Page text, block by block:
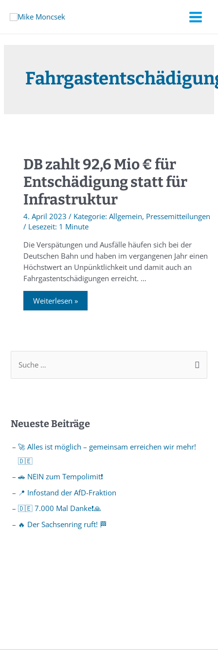
DB zahlt 92,6 Mio € für
Entschädigung statt für
Infrastruktur
4. April 2023 / Allgemein, Pressemitteilungen
/
1 Minute
Die Verspätungen und Ausfälle häufen sich bei der
Deutschen Bahn und haben im vergangenen Jahr einen
Höchstwert an Unpünktlichkeit und damit auch an
Fahrgastentschädigungen erreicht. …
Weiterlesen »
Neueste Beiträge
🚀 Alles ist möglich – gemeinsam erreichen wir mehr!
🇩🇪
🚗 NEIN zum Tempolimit❗️
📍 Infostand der AfD-Fraktion
🇩🇪 7.000 Mal Danke❗️🙏
🔥 Der Sachsenring ruft! 🏁